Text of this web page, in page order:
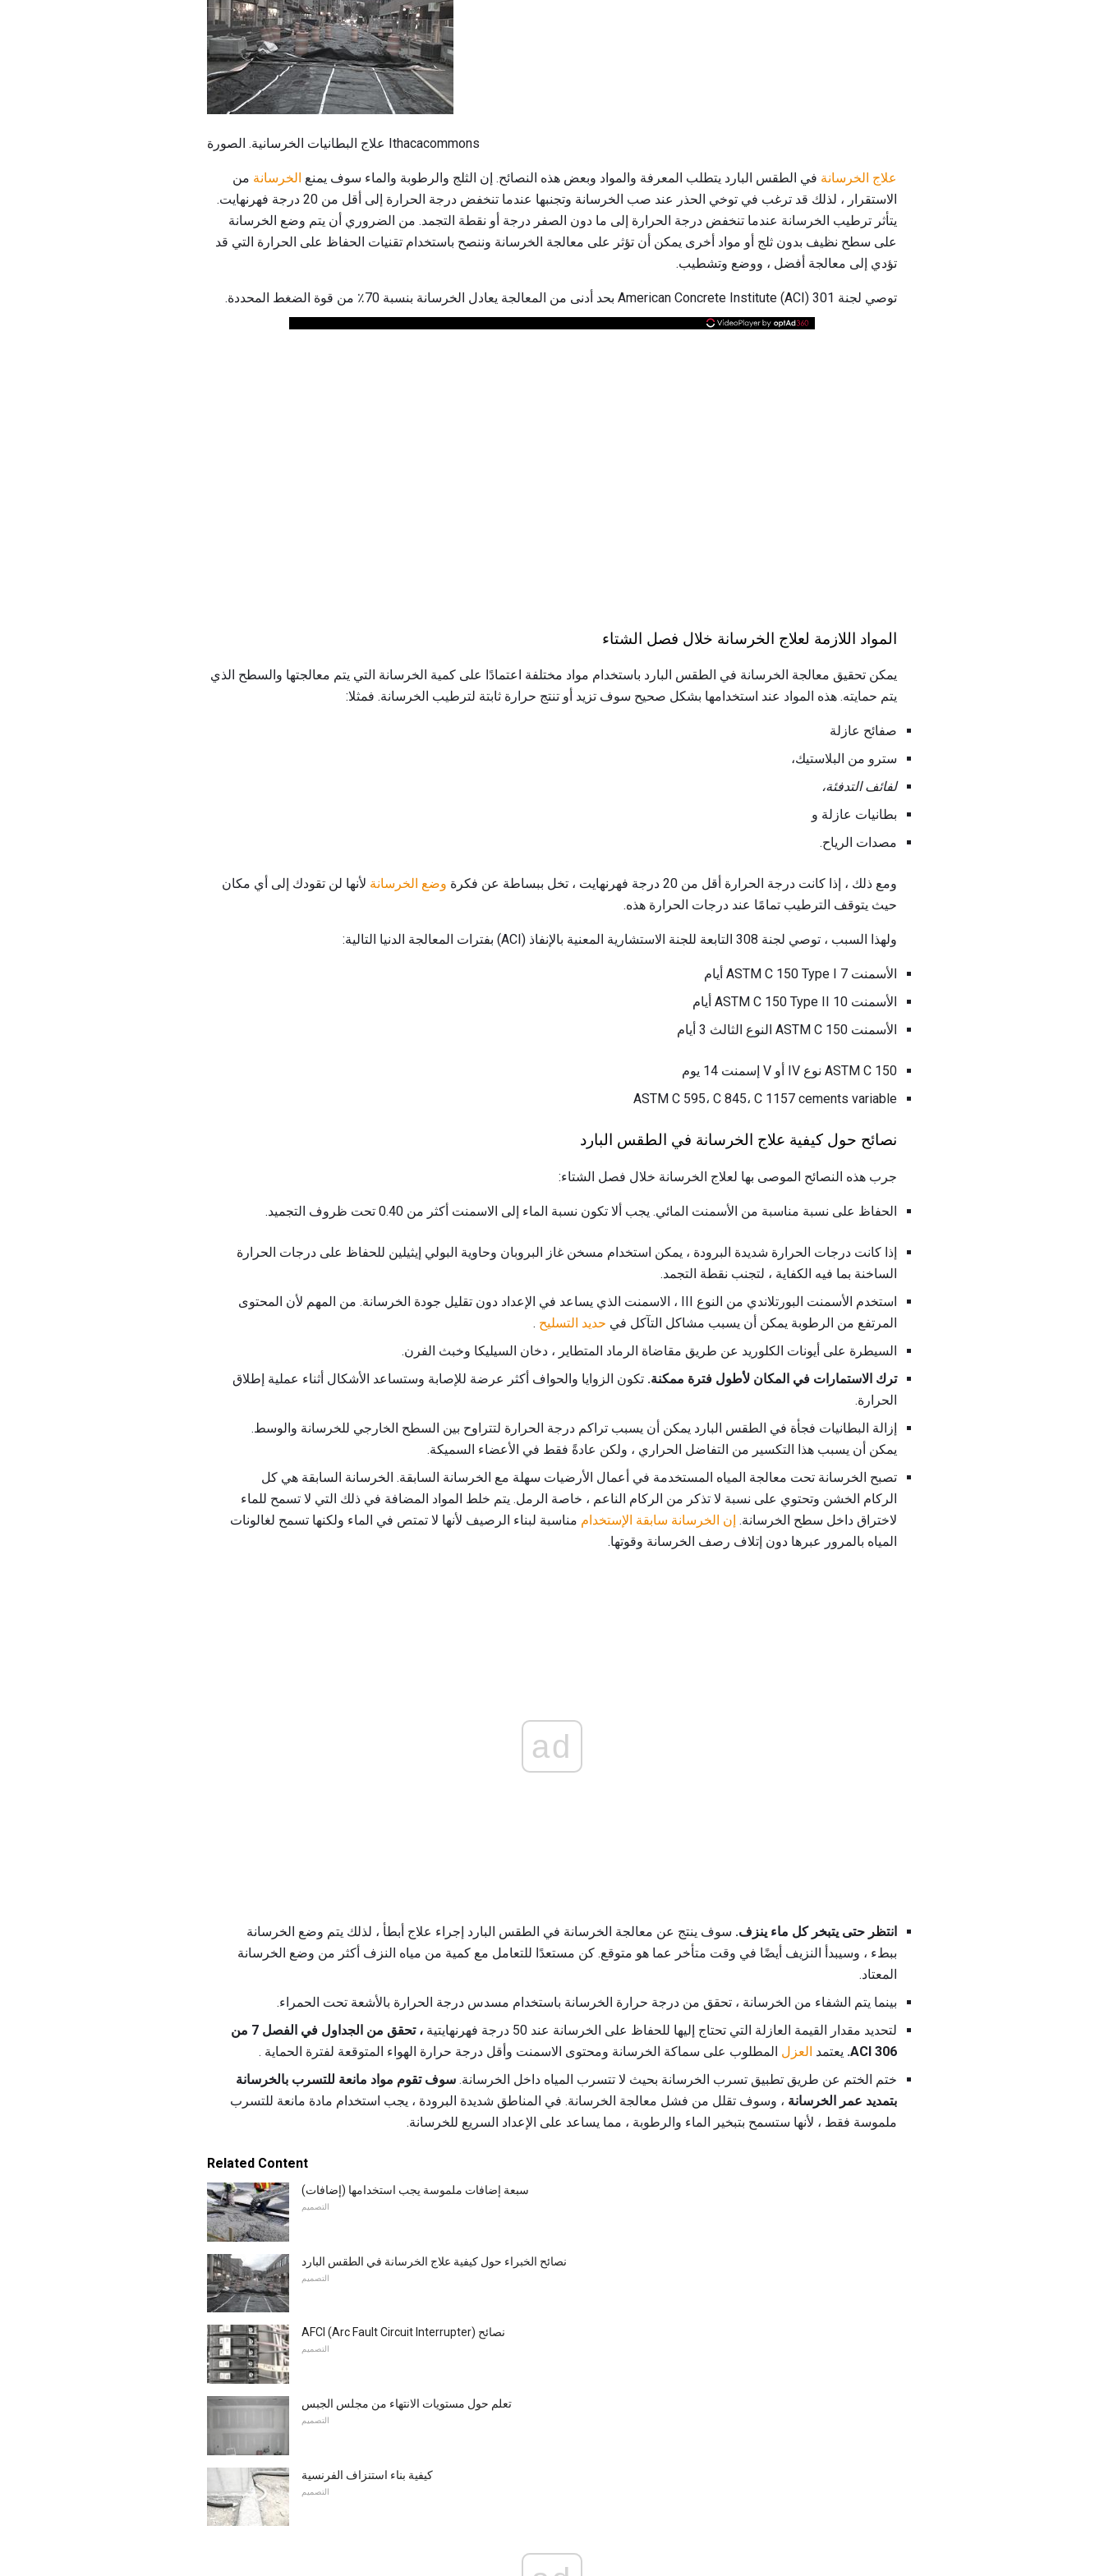
علاج البطانيات الخرسانية. الصورة Ithacacommons
علاج الخرسانة في الطقس البارد يتطلب المعرفة والمواد وبعض هذه النصائح. إن الثلج والرطوبة والماء سوف يمنع الخرسانة من
الاستقرار ، لذلك قد ترغب في توخي الحذر عند صب الخرسانة وتجنبها عندما تنخفض درجة الحرارة إلى أقل من 20 درجة فهرنهايت.
يتأثر ترطيب الخرسانة عندما تنخفض درجة الحرارة إلى ما دون الصفر درجة أو نقطة التجمد. من الضروري أن يتم وضع الخرسانة
على سطح نظيف بدون ثلج أو مواد أخرى يمكن أن تؤثر على معالجة الخرسانة وننصح باستخدام تقنيات الحفاظ على الحرارة التي قد
تؤدي إلى معالجة أفضل ، ووضع وتشطيب.
توصي لجنة American Concrete Institute (ACI) 301 بحد أدنى من المعالجة يعادل الخرسانة بنسبة 70٪ من قوة الضغط المحددة.
المواد اللازمة لعلاج الخرسانة خلال فصل الشتاء
يمكن تحقيق معالجة الخرسانة في الطقس البارد باستخدام مواد مختلفة اعتمادًا على كمية الخرسانة التي يتم معالجتها والسطح الذي
يتم حمايته. هذه المواد عند استخدامها بشكل صحيح سوف تزيد أو تنتج حرارة ثابتة لترطيب الخرسانة. فمثلا:
صفائح عازلة
سترو من البلاستيك،
لفائف التدفئة،
بطانيات عازلة و
مصدات الرياح.
ومع ذلك ، إذا كانت درجة الحرارة أقل من 20 درجة فهرنهايت ، تخل ببساطة عن فكرة وضع الخرسانة لأنها لن تقودك إلى أي مكان
حيث يتوقف الترطيب تمامًا عند درجات الحرارة هذه.
ولهذا السبب ، توصي لجنة 308 التابعة للجنة الاستشارية المعنية بالإنفاذ (ACI) بفترات المعالجة الدنيا التالية:
الأسمنت ASTM C 150 Type I 7 أيام
الأسمنت ASTM C 150 Type II 10 أيام
الأسمنت ASTM C 150 النوع الثالث 3 أيام
ASTM C 150 نوع IV أو V إسمنت 14 يوم
ASTM C 595، C 845، C 1157 cements variable
نصائح حول كيفية علاج الخرسانة في الطقس البارد
جرب هذه النصائح الموصى بها لعلاج الخرسانة خلال فصل الشتاء:
الحفاظ على نسبة مناسبة من الأسمنت المائي. يجب ألا تكون نسبة الماء إلى الاسمنت أكثر من 0.40 تحت ظروف التجميد.
إذا كانت درجات الحرارة شديدة البرودة ، يمكن استخدام مسخن غاز البروبان وحاوية البولي إيثيلين للحفاظ على درجات الحرارة
الساخنة بما فيه الكفاية ، لتجنب نقطة التجمد.
استخدم الأسمنت البورتلاندي من النوع III ، الاسمنت الذي يساعد في الإعداد دون تقليل جودة الخرسانة. من المهم لأن المحتوى
المرتفع من الرطوبة يمكن أن يسبب مشاكل التآكل في حديد التسليح .
السيطرة على أيونات الكلوريد عن طريق مقاضاة الرماد المتطاير ، دخان السيليكا وخبث الفرن.
ترك الاستمارات في المكان لأطول فترة ممكنة. تكون الزوايا والحواف أكثر عرضة للإصابة وستساعد الأشكال أثناء عملية إطلاق
الحرارة.
إزالة البطانيات فجأة في الطقس البارد يمكن أن يسبب تراكم درجة الحرارة لتتراوح بين السطح الخارجي للخرسانة والوسط.
يمكن أن يسبب هذا التكسير من التفاضل الحراري ، ولكن عادةً فقط في الأعضاء السميكة.
تصبح الخرسانة تحت معالجة المياه المستخدمة في أعمال الأرضيات سهلة مع الخرسانة السابقة. الخرسانة السابقة هي كل
الركام الخشن وتحتوي على نسبة لا تذكر من الركام الناعم ، خاصة الرمل. يتم خلط المواد المضافة في ذلك التي لا تسمح للماء
لاختراق داخل سطح الخرسانة. إن الخرسانة سابقة الإستخدام مناسبة لبناء الرصيف لأنها لا تمتص في الماء ولكنها تسمح لغالونات
المياه بالمرور عبرها دون إتلاف رصف الخرسانة وقوتها.
ad
انتظر حتى يتبخر كل ماء ينزف. سوف ينتج عن معالجة الخرسانة في الطقس البارد إجراء علاج أبطأ ، لذلك يتم وضع الخرسانة
ببطء ، وسيبدأ النزيف أيضًا في وقت متأخر عما هو متوقع. كن مستعدًا للتعامل مع كمية من مياه النزف أكثر من وضع الخرسانة
المعتاد.
بينما يتم الشفاء من الخرسانة ، تحقق من درجة حرارة الخرسانة باستخدام مسدس درجة الحرارة بالأشعة تحت الحمراء.
لتحديد مقدار القيمة العازلة التي تحتاج إليها للحفاظ على الخرسانة عند 50 درجة فهرنهايتية
، تحقق من الجداول في الفصل 7 من
ACI 306. يعتمد العزل المطلوب على سماكة الخرسانة ومحتوى الاسمنت وأقل درجة حرارة الهواء المتوقعة لفترة الحماية .
ختم الختم عن طريق تطبيق تسرب الخرسانة بحيث لا تتسرب المياه داخل الخرسانة. سوف تقوم مواد مانعة للتسرب بالخرسانة
بتمديد عمر الخرسانة ، وسوف تقلل من فشل معالجة الخرسانة. في المناطق شديدة البرودة ، يجب استخدام مادة مانعة للتسرب
ملموسة فقط ، لأنها ستسمح بتبخير الماء والرطوبة ، مما يساعد على الإعداد السريع للخرسانة.
Related Content
سبعة إضافات ملموسة يجب استخدامها (إضافات)
التصميم
نصائح الخبراء حول كيفية علاج الخرسانة في الطقس البارد
التصميم
AFCI (Arc Fault Circuit Interrupter) نصائح
التصميم
تعلم حول مستويات الانتهاء من مجلس الجبس
التصميم
كيفية بناء استنزاف الفرنسية
التصميم